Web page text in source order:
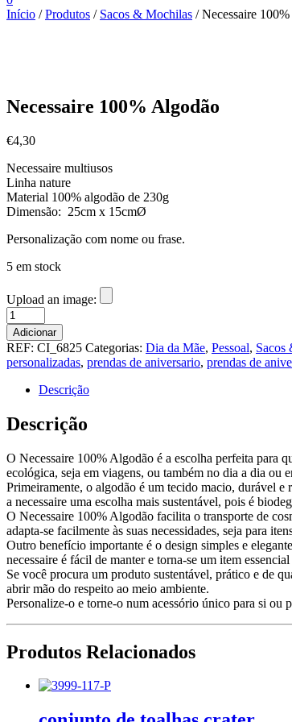
Início /Produtos / Sacos & Mochilas / Necessaire
Necessaire 100% Algodão
€4,30
Necessaire multiusos
Linha nature
Material 100% algodão de 230g
Dimensão: 25cm x 15cmØ
Personalização com nome ou frase.
5 em stock
Upload an image:
Quantidade
de
Necessaire
100%
Algodão
Adicionar
REF: CI_6825 Categorias: Dia da Mãe, Pessoal, Sacos
personalizadas, prendas de aniversario, prendas de
Descrição
Descrição
O Necessaire 100% Algodão é a escolha perfeita para
ecológica, seja em viagens, ou também no dia a dia ou
Primeiramente, o algodão é um tecido macio, durável e
a necessaire uma escolha mais sustentável, pois é
O Necessaire 100% Algodão facilita o transporte de
adapta-se facilmente às suas necessidades, seja para
Outro benefício importante é o design simples e
necessaire é fácil de manter e torna-se um item
Se você procura um produto sustentável, prático e de
abrir mão do respeito ao meio ambiente.
Personalize-o e torne-o num acessório único para si ou
Produtos Relacionados